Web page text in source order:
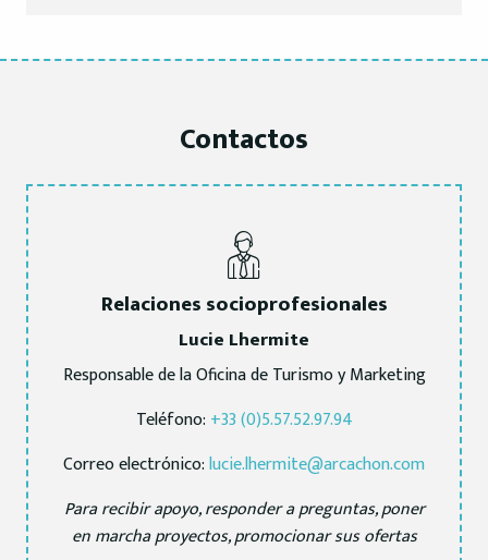
Contactos
Relaciones socioprofesionales
Lucie Lhermite
Responsable de la Oficina de Turismo y Marketing
Teléfono: +33 (0)5.57.52.97.94
Correo electrónico:lucie.lhermite@arcachon.com
Para recibir apoyo, responder a preguntas, poner
en marcha proyectos, promocionar sus ofertas